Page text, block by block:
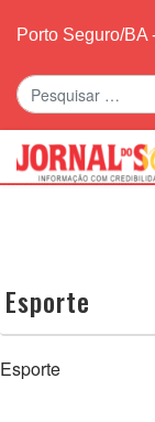
Porto Seguro/BA
Pesquisar
Esporte
Esporte